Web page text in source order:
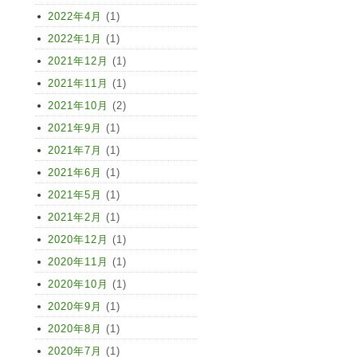
2022年4月 (1)
2022年1月 (1)
2021年12月 (1)
2021年11月 (1)
2021年10月 (2)
2021年9月 (1)
2021年7月 (1)
2021年6月 (1)
2021年5月 (1)
2021年2月 (1)
2020年12月 (1)
2020年11月 (1)
2020年10月 (1)
2020年9月 (1)
2020年8月 (1)
2020年7月 (1)